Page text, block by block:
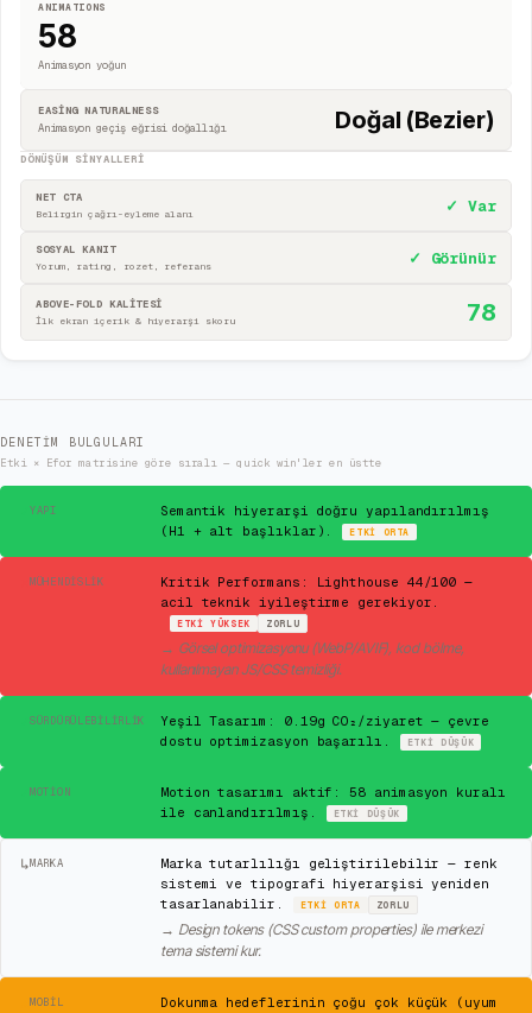
ANIMATIONS
58
Animasyon yoğun
EASING NATURALNESS
Animasyon geçiş eğrisi doğallığı
Doğal (Bezier)
DÖNÜŞÜM SINYALLERI
NET CTA
Belirgin çağrı-eyleme alanı ✓ Var
SOSYAL KANIT
Yorum, rating, rozet, referans ✓ Görünür
ABOVE-FOLD KALİTESİ
İlk ekran içerik & hiyerarşi skoru 78
DENETIM BULGULARI
Etki × Efor matrisine göre sıralı — quick win'ler en üstte
YAPI
Semantik hiyerarşi doğru yapılandırılmış
(H1 + alt başlıklar).
ETKI ORTA
MÜHENDISLIK
Kritik Performans: Lighthouse 44/100 —
acil teknik iyileştirme gerekiyor.
ETKIYÜKSEK ZORLU
→ Görsel optimizasyonu (WebP/AVIF), kod bölme,
kullanılmayan JS/CSS temizliği.
SÜRDÜRÜLEBILIRLIK
Yeşil Tasarım: 0.19g CO₂/ziyaret — çevre
dostu optimizasyon başarılı.
ETKI DÜŞÜK
MOTION
Motion tasarımı aktif: 58 animasyon kuralı
ile canlandırılmış.
ETKI DÜŞÜK
↳MARKA
Marka tutarlılığı geliştirilebilir — renk
sistemi ve tipografi hiyerarşisi yeniden
tasarlanabilir.
ETKIORTA ZORLU
→ Design tokens (CSS custom properties) ile merkezi
tema sistemi kur.
MOBIL
Dokunma hedeflerinin çoğu çok küçük (uyum